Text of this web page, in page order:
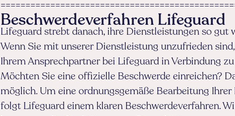
Beschwerdeverfahren Lifeguard
Lifeguard strebt danach, ihre Dienstleistungen so gut
Wenn Sie mit unserer Dienstleistung unzufrieden
Ihrem Ansprechpartner bei Lifeguard in Verbindung zu
Möchten Sie eine offizielle Beschwerde einreichen?
möglich. Um eine ordnungsgemäße Bearbeitung Ihrer
folgt Lifeguard einem klaren Beschwerdeverfahren.